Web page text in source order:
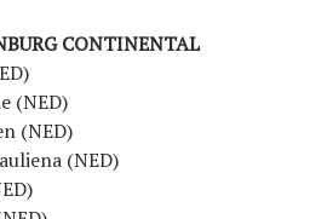
CONTINENTAL
(NED)
(NED)
(NED)